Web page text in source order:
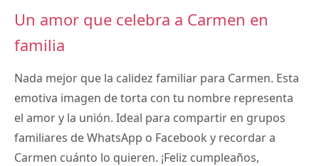
Un amor que celebra a Carmen en
familia
Nada mejor que la calidez familiar para Carmen. Esta
emotiva imagen de torta con tu nombre representa
el amor y la unión. Ideal para compartir en grupos
familiares de WhatsApp o Facebook y recordar a
Carmen cuánto lo quieren. ¡Feliz cumpleaños,